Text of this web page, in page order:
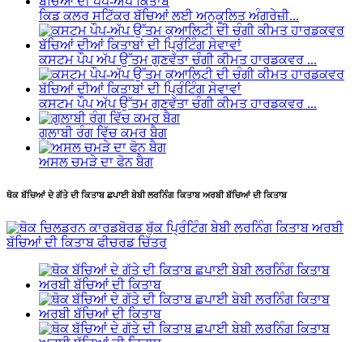
ਕਿਡ ਕਲਰ ਸਟਿੱਕਰ ਬੱਚਿਆਂ ਲਈ ਅਨੁਕੂਲਿਤ ਅੰਗਰੇਜ਼ੀ...
ਕਸਟਮ ਪੌਪ ਅੱਪ ਉੱਤਮ ਗੁਣਵੱਤਾ ਚੰਗੀ ਕੀਮਤ ਹਾਰਡਕਵਰ ...
ਕਸਟਮ ਪੌਪ ਅੱਪ ਉੱਤਮ ਗੁਣਵੱਤਾ ਚੰਗੀ ਕੀਮਤ ਹਾਰਡਕਵਰ ...
ਗੁਲਾਬੀ ਰੰਗ ਵਿੱਚ ਕਮਰ ਬੈਗ
ਅਸਲ ਚਮੜੇ ਦਾ ਫੋਨ ਬੈਗ
ਥੋਕ ਬੱਚਿਆਂ ਦੇ ਗੱਤੇ ਦੀ ਕਿਤਾਬ ਛਪਾਈ ਬੇਬੀ ਲਰਨਿੰਗ ਕਿਤਾਬ ਅਰਬੀ ਬੱਚਿਆਂ ਦੀ ਕਿਤਾਬ